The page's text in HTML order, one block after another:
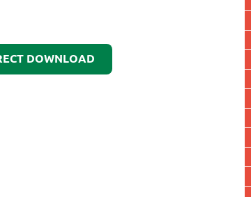
DOWNLOAD